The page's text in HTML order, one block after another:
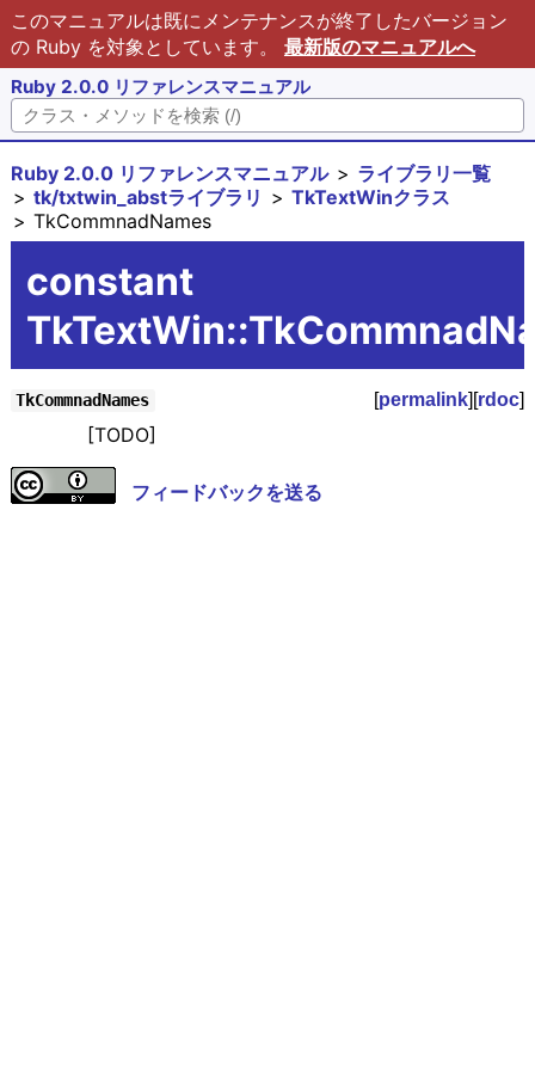
このマニュアルは既にメンテナンスが終了したバージョン
の Ruby を対象としています。 最新版のマニュアルへ
Ruby 2.0.0 リファレンスマニュアル
Ruby 2.0.0 リファレンスマニュアル
ライブラリ一覧
tk/txtwin_abstライブラリ
TkTextWinクラス
TkCommnadNames
constant
TkCommnadNames [permalink][rdoc]
[TODO]
フィードバックを送る